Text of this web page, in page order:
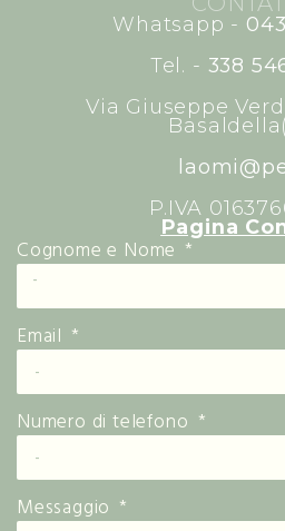
Whatsapp -
Tel. - 338
Via Giuseppe
P.IVA
Pagina
Cognome e Nome
Email
Numero di telefono
Messaggio